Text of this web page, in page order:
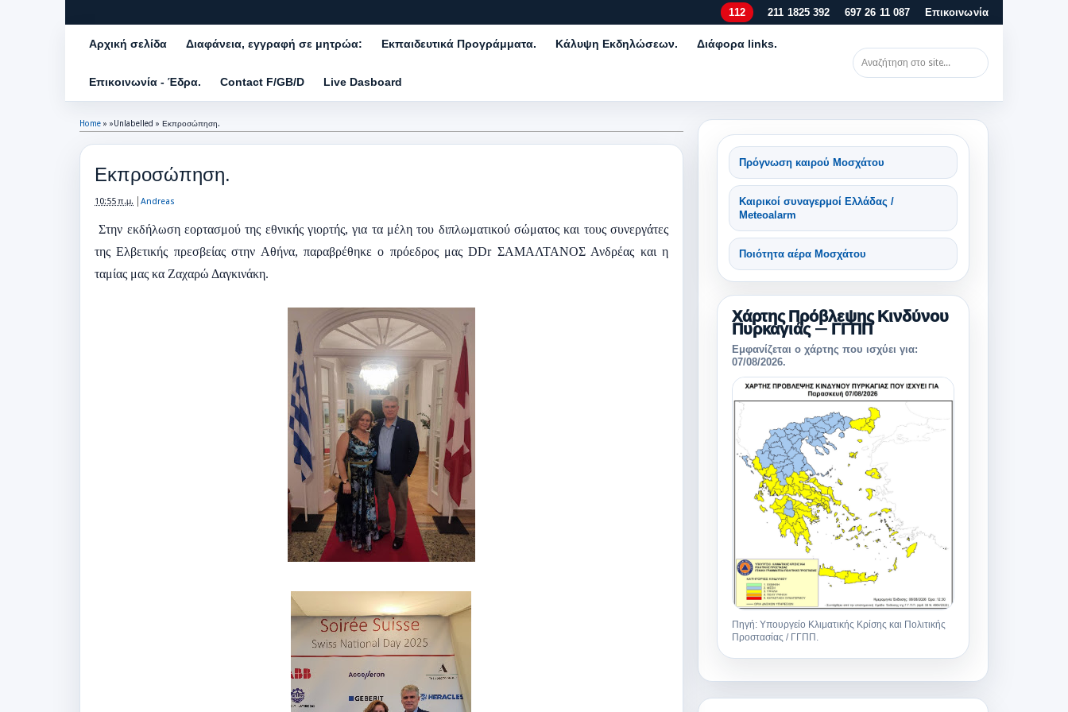
112 211 1825 392 697 26 11 087 Επικοινωνία
Αρχική σελίδα Διαφάνεια, εγγραφή σε μητρώα: Εκπαιδευτικά Προγράμματα. Κάλυψη Εκδηλώσεων. Διάφορα links.
Επικοινωνία - Έδρα. Contact F/GB/D Live Dasboard
Home » »Unlabelled » Εκπροσώπηση.
Εκπροσώπηση.
10:55 π.μ. Andreas
Στην εκδήλωση εορτασμού της εθνικής γιορτής, για τα μέλη του διπλωματικού σώματος και τους συνεργάτες
της Ελβετικής πρεσβείας στην Αθήνα, παραβρέθηκε ο πρόεδρος μας DDr ΣΑΜΑΛΤΑΝΟΣ Ανδρέας και η
ταμίας μας κα Ζαχαρώ Δαγκινάκη.
Πρόγνωση καιρού Μοσχάτου
Καιρικοί συναγερμοί Ελλάδας /
Meteoalarm
Ποιότητα αέρα Μοσχάτου
Χάρτης Πρόβλεψης Κινδύνου
Πυρκαγιάς — ΓΓΠΠ
Εμφανίζεται ο χάρτης που ισχύει για:
07/08/2026.
Πηγή: Υπουργείο Κλιματικής Κρίσης και Πολιτικής
Προστασίας / ΓΓΠΠ.